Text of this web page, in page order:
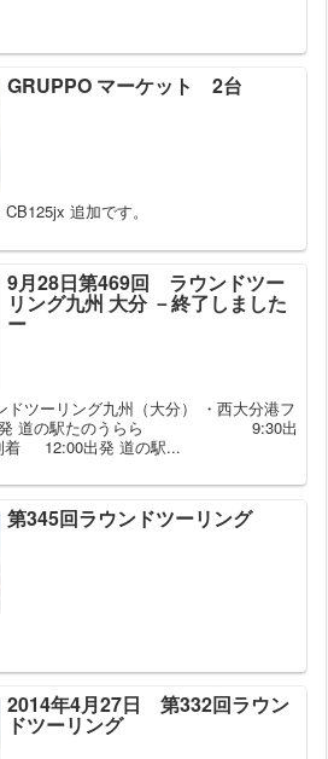
GRUPPO マーケット 2台
CB125jx 追加です。
9月28日第469回 ラウンドツー
リング九州 大分 －終了しました
ー
ツーリング九州（大分） ・西大分港フ
出発 道の駅たのうらら 9:30出
12:00出発 道の駅...
第345回ラウンドツーリング
2014年4月27日 第332回ラウン
ドツーリング